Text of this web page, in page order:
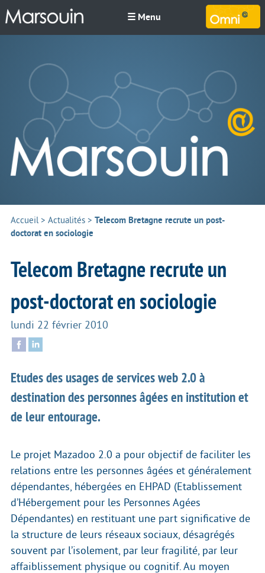
☰ Menu
Accueil> Actualités > Telecom Bretagne recrute un post-
doctorat en sociologie
Telecom Bretagne recrute un
post-doctorat en sociologie
lundi 22 février 2010
Etudes des usages de services web 2.0 à
destination des personnes âgées en institution et
de leur entourage.
Le projet Mazadoo 2.0 a pour objectif de faciliter les
relations entre les personnes âgées et généralement
dépendantes, hébergées en EHPAD (Etablissement
d’Hébergement pour les Personnes Agées
Dépendantes) en restituant une part significative de
la structure de leurs réseaux sociaux, désagrégés
souvent par l’isolement, par leur fragilité, par leur
affaiblissement physique ou cognitif. Au moyen